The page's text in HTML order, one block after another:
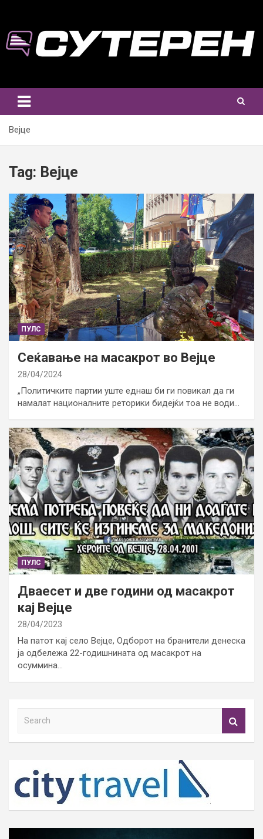
content
Вејце
Tag: Вејце
ПУЛС
Сеќавање на масакрот во Вејце
28/04/2024
„Политичките партии уште еднаш би ги повикал да ги
намалат националните реторики бидејќи тоа не води…
ПУЛС
Дваесет и две години од масакрот
кај Вејце
28/04/2023
На патот кај село Вејце, Одборот на бранители денеска
ја одбележа 22-годишнината од масакрот на
осуммина…
h